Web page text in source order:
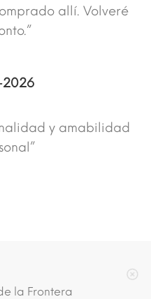
allí. Volveré
2026
y amabilidad
la Frontera